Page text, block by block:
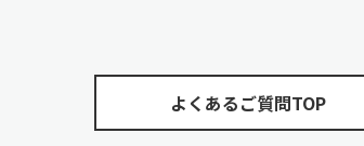
よくあるご質問TOP